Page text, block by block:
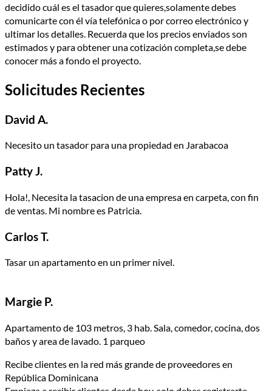
decidido cuál es el tasador que quieres,solamente debes
comunicarte con él vía telefónica o por correo electrónico y
ultimar los detalles. Recuerda que los precios enviados son
estimados y para obtener una cotización completa,se debe
conocer más a fondo el proyecto.
Solicitudes Recientes
David A.
Necesito un tasador para una propiedad en Jarabacoa
Patty J.
Hola!, Necesita la tasacion de una empresa en carpeta, con fin
de ventas. Mi nombre es Patricia.
Carlos T.
Tasar un apartamento en un primer nivel.
Margie P.
Apartamento de 103 metros, 3 hab. Sala, comedor, cocina, dos
baños y area de lavado. 1 parqueo
Recibe clientes en la red más grande de proveedores en
República Dominicana